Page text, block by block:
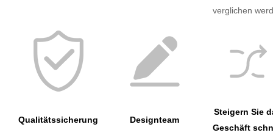
verglichen
Qualitätssicherung Designteam
Steigern Sie
Geschäft